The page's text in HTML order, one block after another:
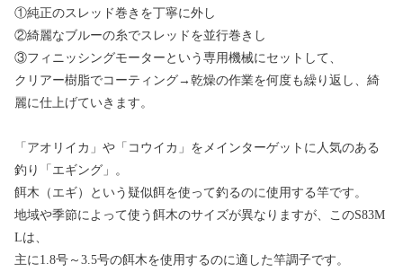
①純正のスレッド巻きを丁寧に外し
②綺麗なブルーの糸でスレッドを並行巻きし
③フィニッシングモーターという専用機械にセットして、
クリアー樹脂でコーティング→乾燥の作業を何度も繰り返し、綺
麗に仕上げていきます。
「アオリイカ」や「コウイカ」をメインターゲットに人気のある
釣り「エギング」。
餌木（エギ）という疑似餌を使って釣るのに使用する竿です。
地域や季節によって使う餌木のサイズが異なりますが、このS83M
Lは、
主に1.8号～3.5号の餌木を使用するのに適した竿調子です。